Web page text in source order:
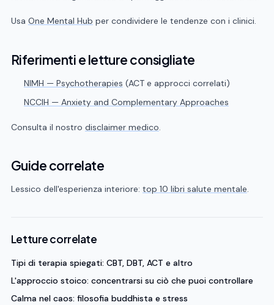
Usa One Mental Hub per condividere le tendenze con i clinici.
Riferimenti e letture consigliate
NIMH — Psychotherapies (ACT e approcci correlati)
NCCIH — Anxiety and Complementary Approaches
Consulta il nostro disclaimer medico.
Guide correlate
Lessico dell'esperienza interiore: top 10 libri salute mentale.
Letture correlate
Tipi di terapia spiegati: CBT, DBT, ACT e altro
L'approccio stoico: concentrarsi su ciò che puoi controllare
Calma nel caos: filosofia buddhista e stress